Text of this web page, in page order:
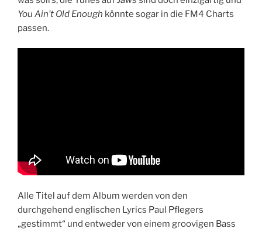
You Ain’t Old Enough könnte sogar in die FM4 Charts
passen.
Alle Titel auf dem Album werden von den
durchgehend englischen Lyrics Paul Pflegers
„gestimmt“ und entweder von einem groovigen Bass